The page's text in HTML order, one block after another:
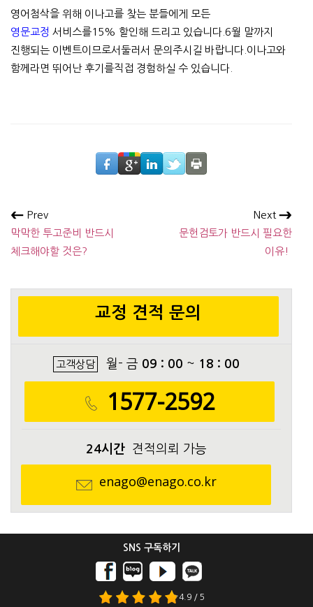
영어첨삭을 위해 이나고를 찾는 분들에게 모든
영문교정 서비스를15% 할인해 드리고 있습니다.6월 말까지
진행되는 이벤트이므로서둘러서 문의주시길 바랍니다.이나고와
함께라면 뛰어난 후기를직접 경험하실 수 있습니다.
Prev
막막한 투고준비 반드시
체크해야할 것은?
Next
문헌검토가 반드시 필요한
이유!
교정 견적 문의
고객상담 월- 금 09 : 00 ~ 18 : 00
1577-2592
24시간견적의뢰 가능
enago@enago.co.kr
SNS 구독하기
4.9 / 5